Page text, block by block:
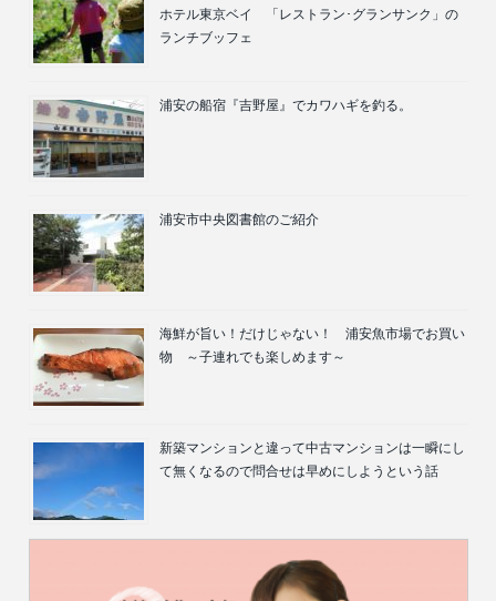
ホテル東京ベイ 「レストラン･グランサンク」の
ランチブッフェ
浦安の船宿『吉野屋』でカワハギを釣る。
浦安市中央図書館のご紹介
海鮮が旨い！だけじゃない！ 浦安魚市場でお買い
物 ～子連れでも楽しめます～
新築マンションと違って中古マンションは一瞬にし
て無くなるので問合せは早めにしようという話